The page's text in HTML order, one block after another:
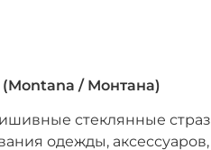
/ Монтана)
стеклянные
одежды,